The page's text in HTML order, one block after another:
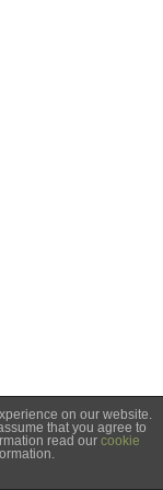
on our website.
that you agree to
read our cookie